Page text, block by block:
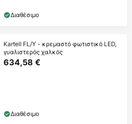
Διαθέσιμο
Kartell FL/Y - κρεμαστό φωτιστικό LED,
γυαλιστερός χαλκός
634,58 €
Διαθέσιμο